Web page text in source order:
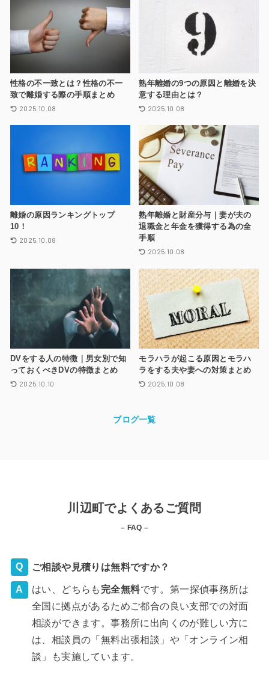
性格の不一致とは？性格の不一
致で離婚する際の手順まとめ
2025.10.08
熟年離婚の9つの原因と離婚を決
意する理由とは？
2025.10.08
離婚の原因ランキングトップ
10！
2025.10.08
熟年離婚と財産分与｜妻が夫の
退職金と年金を獲得する為の全
手順
2025.10.08
DVをする人の特徴｜男女別で知
っておくべきDVの特徴まとめ
2025.10.10
モラハラが起こる原因とモラハ
ラをする夫や妻への対策まとめ
2025.10.08
ブログ一覧
川辺町でよくあるご質問
– FAQ –
ご相談や見積りは無料ですか？
はい、どちらも 完全無料です。第一探偵事務所は
全国に拠点があるためご都合の良い支部での対面
相談ができます。事務所に出向くのが難しい方に
は、相談員の「無料出張相談」や「オンライン相
談」も実施しています。